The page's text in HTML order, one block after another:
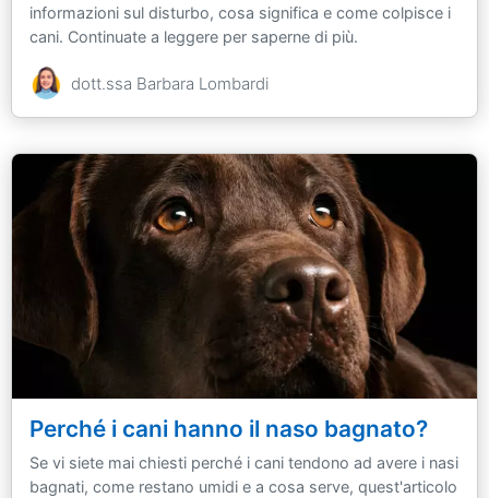
informazioni sul disturbo, cosa significa e come colpisce i
cani. Continuate a leggere per saperne di più.
dott.ssa Barbara Lombardi
Perché i cani hanno il naso bagnato?
Se vi siete mai chiesti perché i cani tendono ad avere i nasi
bagnati, come restano umidi e a cosa serve, quest'articolo